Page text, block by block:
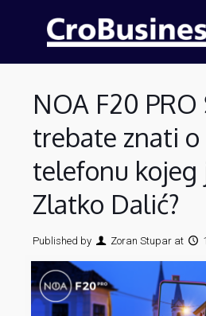
NOA F20 PRO
trebate znati
telefonu kojeg
Zlatko Dalić?
Published by Zoran Stupar at